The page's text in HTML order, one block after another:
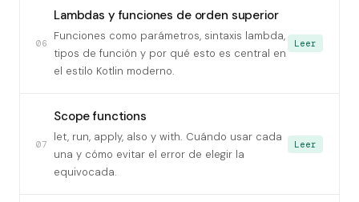
06
Lambdas y funciones de orden superior
Funciones como parámetros, sintaxis lambda,
tipos de función y por qué esto es central en
el estilo Kotlin moderno.
Leer
07
Scope functions
let, run, apply, also y with. Cuándo usar cada
una y cómo evitar el error de elegir la
equivocada.
Leer